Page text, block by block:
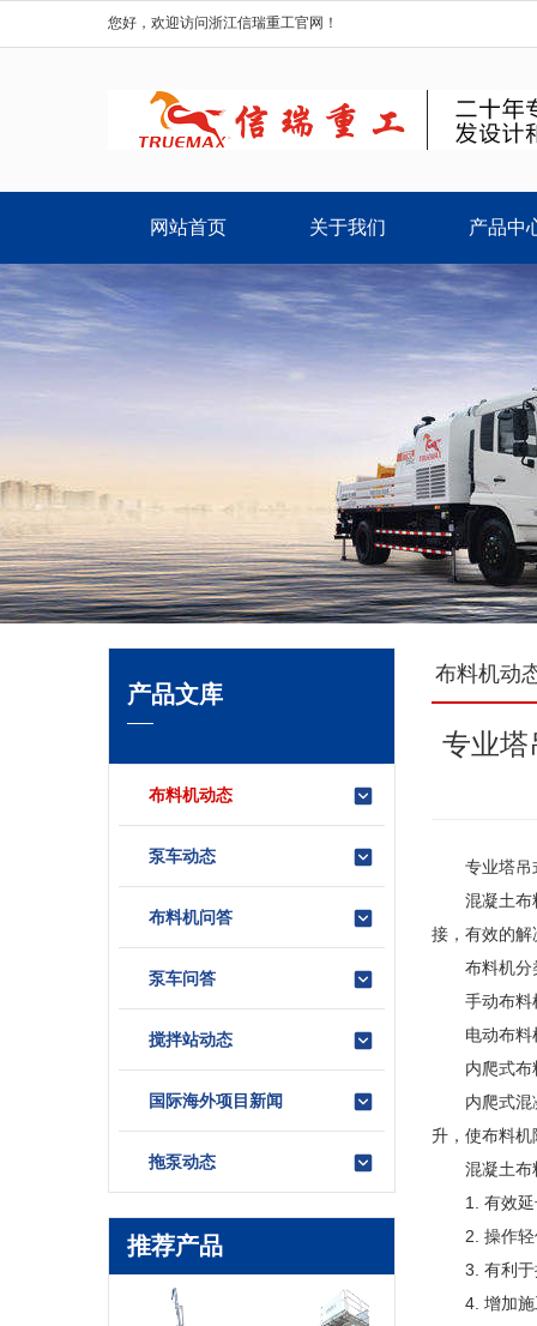
您好，欢迎访问浙江信瑞重工官网！
网站首页 关于我们 产品中
产品文库
布料机动态
泵车动态
布料机问答
泵车问答
搅拌站动态
国际海外项目新闻
拖泵动态
推荐产品
布料机动
专业塔
专业塔吊式
混凝土布料
接，有效的
布料机分
手动布料
电动布料机
内爬式布
内爬式混凝
升，使布料
混凝土布
1. 有效延
2. 操作轻
3. 有利于
4. 增加施